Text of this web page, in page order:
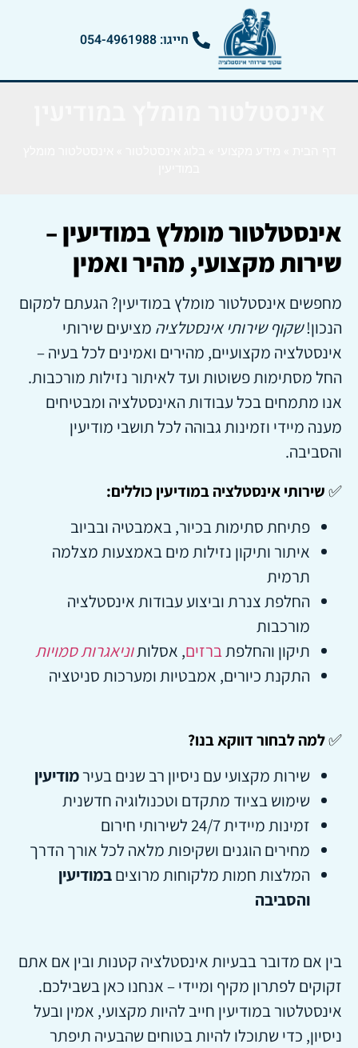
חייגו: 054-4961988
אינסטלטור מומלץ במודיעין –
שירות מקצועי, מהיר ואמין
מחפשים אינסטלטור מומלץ במודיעין? הגעתם למקום
הנכון!שקוף שירותי אינסטלציה מציעים שירותי
אינסטלציה מקצועיים, מהירים ואמינים לכל בעיה –
החל מסתימות פשוטות ועד לאיתור נזילות מורכבות.
אנו מתמחים בכל עבודות האינסטלציה ומבטיחים
מענה מיידי וזמינות גבוהה לכל תושבי מודיעין
והסביבה.
✅שירותי אינסטלציה במודיעין כוללים:
פתיחת סתימות בכיור, באמבטיה ובביוב
איתור ותיקון נזילות מים באמצעות מצלמה
תרמית
החלפת צנרת וביצוע עבודות אינסטלציה
מורכבות
תיקון והחלפתברזים, אסלותוניאגרות סמויות
התקנת כיורים, אמבטיות ומערכות סניטציה
✅למה לבחור דווקא בנו?
שירות מקצועי עם ניסיון רב שנים בעירמודיעין
שימוש בציוד מתקדם וטכנולוגיה חדשנית
זמינות מיידית 24/7 לשירותי חירום
מחירים הוגנים ושקיפות מלאה לכל אורך הדרך
המלצות חמות מלקוחות מרוציםבמודיעין
והסביבה
בין אם מדובר בבעיות אינסטלציה קטנות ובין אם אתם
זקוקים לפתרון מקיף ומיידי – אנחנו כאן בשבילכם.
אינסטלטור במודיעין חייב להיות מקצועי, אמין ובעל
ניסיון, כדי שתוכלו להיות בטוחים שהבעיה תיפתר